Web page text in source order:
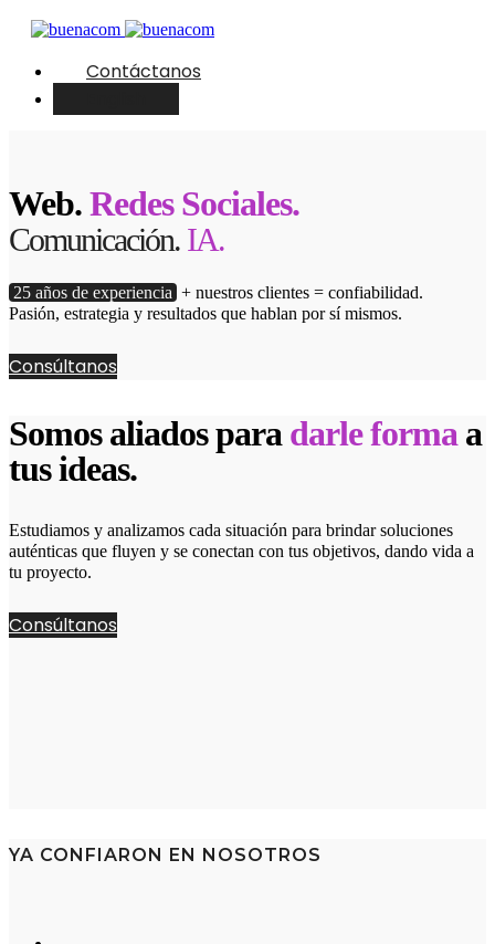
Contáctanos
Web.Redes Sociales.
Comunicación. IA.
25 años de experiencia + nuestros clientes = confiabilidad.
Pasión, estrategia y resultados que hablan por sí mismos.
Consúltanos
Somos aliados para darle forma a
tus ideas.
Estudiamos y analizamos cada situación para brindar soluciones
auténticas que fluyen y se conectan con tus objetivos, dando vida a
tu proyecto.
Consúltanos
YA CONFIARON EN NOSOTROS